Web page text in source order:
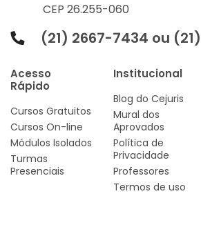
CEP 26.255-060
(21) 2667-7434 ou
Acesso
Rápido
Cursos Gratuitos
Cursos On-line
Módulos Isolados
Turmas
Presenciais
Institucional
Blog do Cejuris
Mural dos
Aprovados
Política de
Privacidade
Professores
Termos de uso